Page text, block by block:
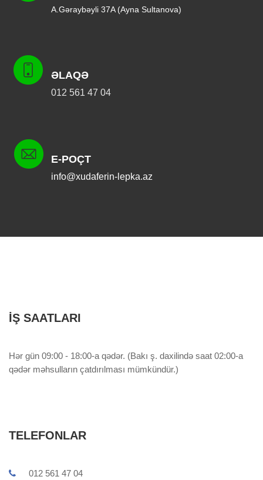
A.Gəraybəyli 37A (Ayna Sultanova)
ƏLAQƏ
012 561 47 04
E-POÇT
info@xudaferin-lepka.az
İŞ SAATLARI
Hər gün 09:00 - 18:00-a qədər. (Bakı ş. daxilində saat 02:00-a
qədər məhsulların çatdırılması mümkündür.)
TELEFONLAR
012 561 47 04